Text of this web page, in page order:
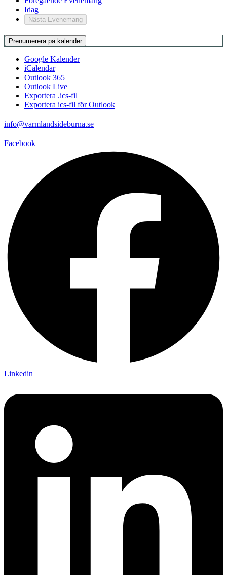
Idag
Nästa Evenemang
Prenumerera på kalender
Google Kalender
iCalendar
Outlook 365
Outlook Live
Exportera .ics-fil
Exportera ics-fil för Outlook
info@varmlandsideburna.se
Facebook
Linkedin